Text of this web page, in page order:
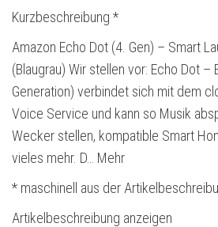
Kurzbeschreibung *
Amazon Echo Dot (4. Gen) – Smart
(Blaugrau) Wir stellen vor: Echo Dot –
Generation) verbindet sich mit dem
Voice Service und kann so Musik
Wecker stellen, kompatible Smart
vieles mehr. D… Mehr
* maschinell aus der
Artikelbeschreibung anzeigen